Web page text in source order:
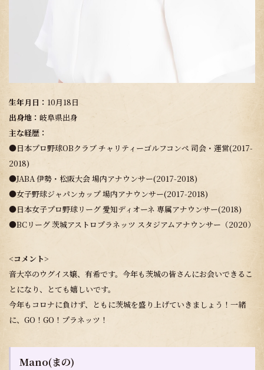
生年月日： 10月18日
出身地： 岐阜県出身
主な経歴：
●日本プロ野球OBクラブ チャリティーゴルフコンペ 司会・運営(2017-
2018)
●JABA 伊勢・松阪大会 場内アナウンサー(2017-2018)
●女子野球ジャパンカップ 場内アナウンサー(2017-2018)
●日本女子プロ野球リーグ 愛知ディオーネ 専属アナウンサー(2018)
●BCリーグ 茨城アストロプラネッツ スタジアムアナウンサー（2020）
<コメント>
音大卒のウグイス嬢、有希です。今年も茨城の皆さんにお会いできるこ
とになり、とても嬉しいです。
今年もコロナに負けず、ともに茨城を盛り上げていきましょう！一緒
に、GO！GO！プラネッツ！
Mano(まの)